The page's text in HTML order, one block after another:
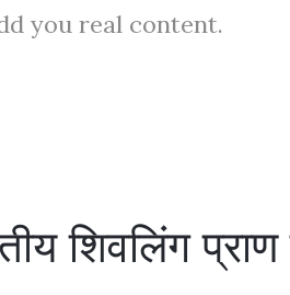
you real content.
शिवलिंग प्राण